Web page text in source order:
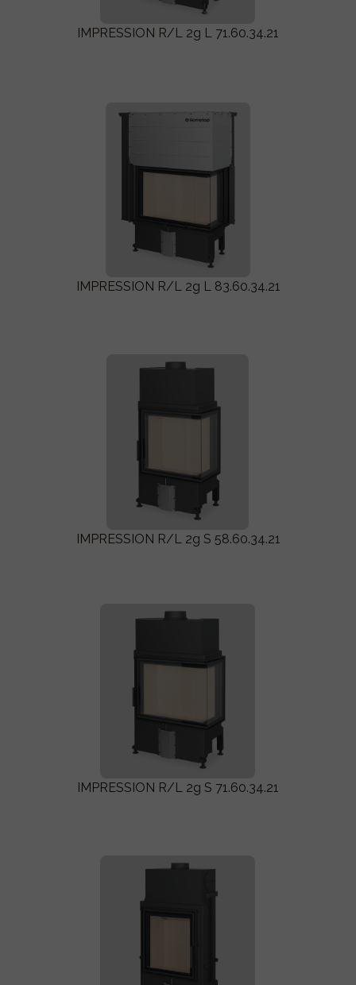
IMPRESSION R/L 2g S 58.60.34.21
IMPRESSION R/L 2g L 83.60.34.21
IMPRESSION R/L 2g L 71.60.34.21
IMPRESSION R/L 2g S 71.60.34.21